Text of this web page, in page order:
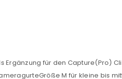
Ergänzung für den Capture(Pro)
M für kleine bis